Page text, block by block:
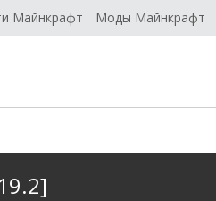
Майнкрафт Моды Майнкрафт